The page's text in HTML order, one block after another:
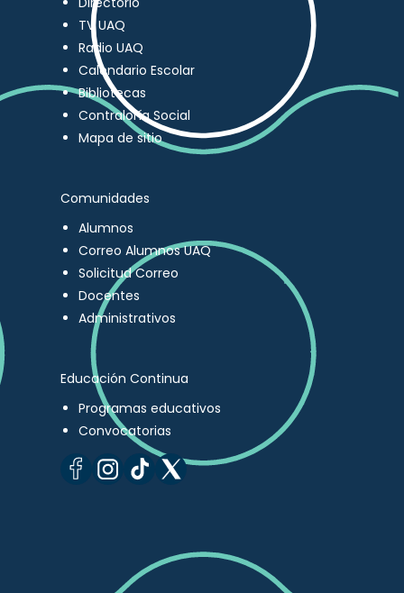
TV UAQ
Radio UAQ
Calendario Escolar
Bibliotecas
Contraloría Social
Mapa de sitio
Comunidades
Alumnos
Correo Alumnos UAQ
Solicitud Correo
Docentes
Administrativos
Educación Continua
Programas educativos
Convocatorias